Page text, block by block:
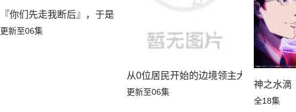
『你们先走我断后』，于是10年后我成为了传说
更新至06集
从0位居民开始的边境领主大人
更新至06集
神之水滴
全18集